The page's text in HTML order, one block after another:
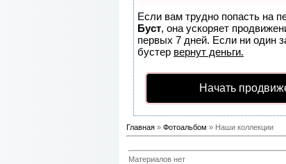
Если вам трудно попасть на
Буст, она ускоряет
первых 7 дней. Если ни один
бустер вернут деньги.
Начать
Главная » Фотоальбом » Наши коллекции
Материалов нет